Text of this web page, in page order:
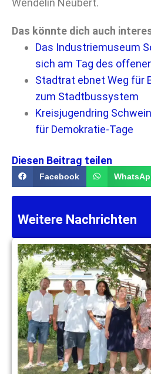
Das könnte dich auch
Das Industriemuseum
sich am Tag des
Stadtrat ebnet Weg für
zum Stadtbussystem
Kreisjugendring
für Demokratie-Tage
Diesen Beitrag teilen
Facebook
Weitere Nachrichten